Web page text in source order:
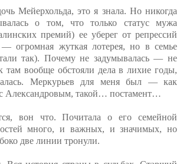
Мейерхольда, это я знала. Но никогда
о том, что только статус мужа
премий) ее уберег от репрессий
огромная жуткая лотерея, но в семье
так). Почему не задумывалась — не
вообще обстояли дела в лихие годы,
Меркурьев для меня был — как
Александровым, такой… постамент…
вон что. Почитала о его семейной
много, и важных, и значимых, но
две линии тронули.